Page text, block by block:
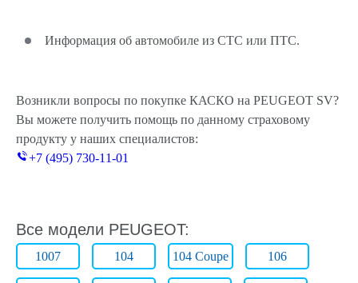
Информация об автомобиле из СТС или ПТС.
Возникли вопросы по покупке КАСКО на PEUGEOT SV?
Вы можете получить помощь по данному страховому
продукту у наших специалистов:
+7 (495) 730-11-01
Все модели PEUGEOT:
1007 104 104 Coupe 106